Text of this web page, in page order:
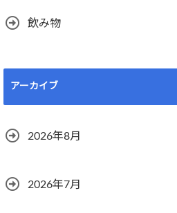
飲み物
アーカイブ
2026年8月
2026年7月